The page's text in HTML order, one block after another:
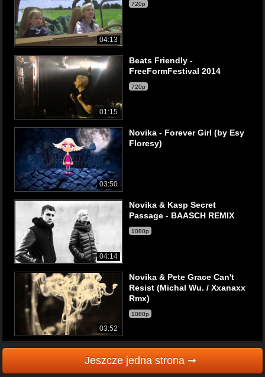
04:13
720p
01:15
Beats Friendly -
FreeFormFestival 2014
720p
03:50
Novika - Forever Girl (by Esy
Floresy)
04:14
Novika & Kasp Secret
Passage - BAASCH REMIX
1080p
03:52
Novika & Pete Grace Can't
Resist (Michal Wu. / Xxanaxx
Rmx)
1080p
Jeszcze jedna strona ➞